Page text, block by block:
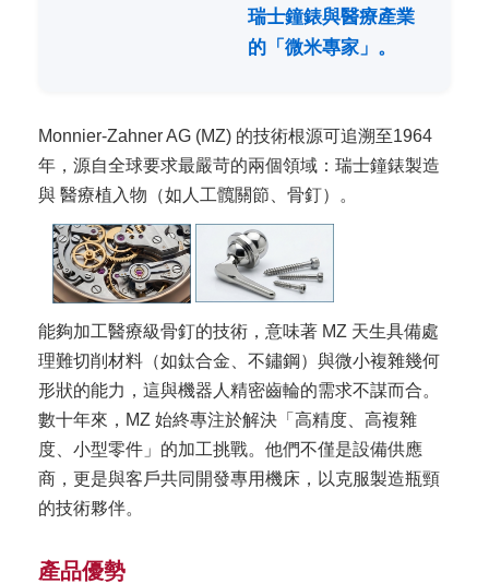
瑞士鐘錶與醫療產業
的「微米專家」。
Monnier-Zahner AG (MZ) 的技術根源可追溯至1964
年，源自全球要求最嚴苛的兩個領域：瑞士鐘錶製造
與 醫療植入物（如人工髖關節、骨釘）。
能夠加工醫療級骨釘的技術，意味著 MZ 天生具備處
理難切削材料（如鈦合金、不鏽鋼）與微小複雜幾何
形狀的能力，這與機器人精密齒輪的需求不謀而合。
數十年來，MZ 始終專注於解決「高精度、高複雜
度、小型零件」的加工挑戰。他們不僅是設備供應
商，更是與客戶共同開發專用機床，以克服製造瓶頸
的技術夥伴。
產品優勢